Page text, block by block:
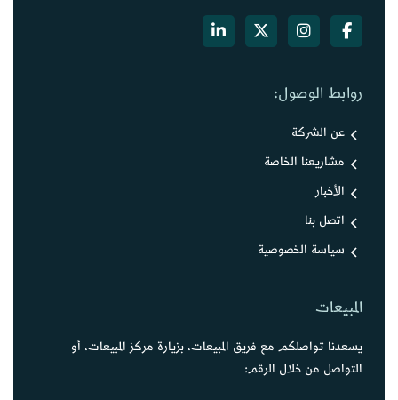
روابط الوصول:
عن الشركة
مشاريعنا الخاصة
الأخبار
اتصل بنا
سياسة الخصوصية
المبيعات
يسعدنا تواصلكم مع فريق المبيعات، بزيارة مركز المبيعات، أو
التواصل من خلال الرقم: